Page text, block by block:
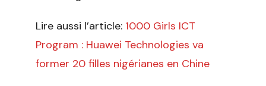
Lire aussi l’article: 1000 Girls ICT
Program : Huawei Technologies va
former 20 filles nigérianes en Chine